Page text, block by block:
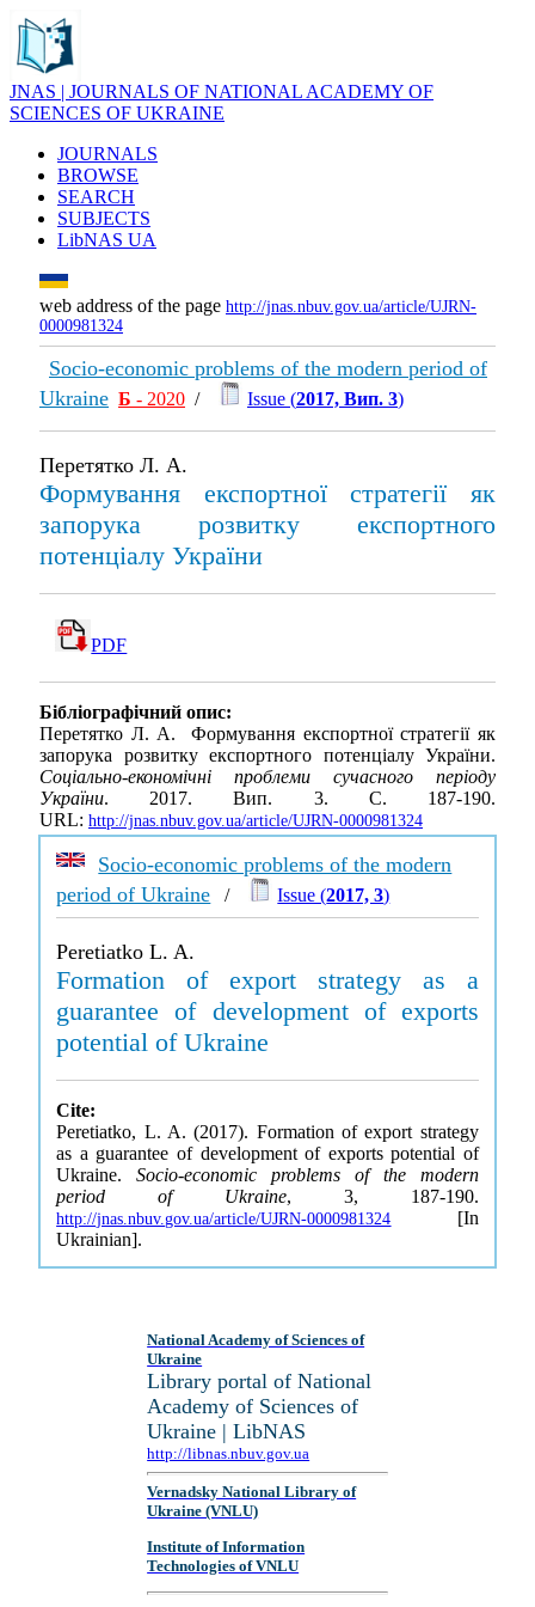
JNAS | JOURNALS OF NATIONAL ACADEMY OF
SCIENCES OF UKRAINE
JOURNALS
BROWSE
SEARCH
SUBJECTS
LibNAS UA
web address of the page http://jnas.nbuv.gov.ua/article/UJRN-
0000981324
Socio-economic problems of the modern period of
Ukraine Б - 2020 / Issue (2017, Вип. 3)
Перетятко Л. А.
Формування експортної стратегії як
запорука розвитку експортного
потенціалу України
PDF
Бібліографічний опис:
Перетятко Л. А. Формування експортної стратегії як
запорука розвитку експортного потенціалу України.
Соціально-економічні проблеми сучасного періоду
України. 2017. Вип. 3. С. 187-190.
URL: http://jnas.nbuv.gov.ua/article/UJRN-0000981324
Socio-economic problems of the modern
period of Ukraine / Issue (2017, 3)
Peretiatko L. A.
Formation of export strategy as a
guarantee of development of exports
potential of Ukraine
Cite:
Peretiatko, L. A. (2017). Formation of export strategy
as a guarantee of development of exports potential of
Ukraine.Socio-economic problems of the modern
period of Ukraine, 3, 187-190.
http://jnas.nbuv.gov.ua/article/UJRN-0000981324 [In
Ukrainian].
National Academy of Sciences of
Ukraine
Library portal of National
Academy of Sciences of
Ukraine | LibNAS
http://libnas.nbuv.gov.ua
Vernadsky National Library of
Ukraine (VNLU)
Institute of Information
Technologies of VNLU